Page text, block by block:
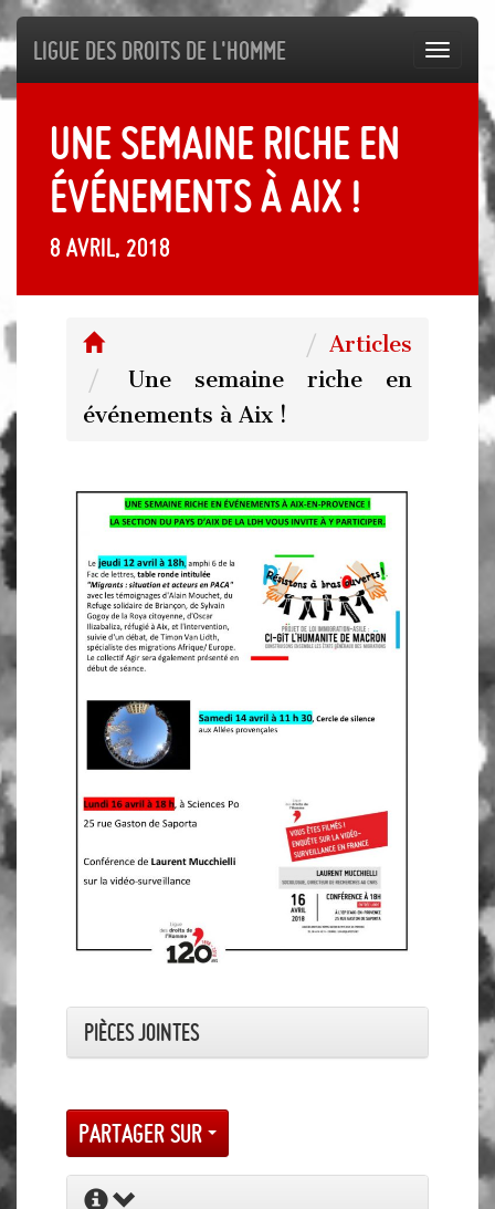
Ligue des droits de l'Homme
Une semaine riche en
événements à Aix !
8 avril, 2018
Articles
Une semaine riche en
événements à Aix !
Pièces jointes
Partager sur